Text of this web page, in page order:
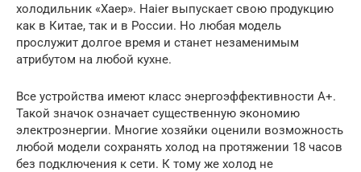
холодильник «Хаер». Haier выпускает свою продукцию
как в Китае, так и в России. Но любая модель
прослужит долгое время и станет незаменимым
атрибутом на любой кухне.
Все устройства имеют класс энергоэффективности А+.
Такой значок означает существенную экономию
электроэнергии. Многие хозяйки оценили возможность
любой модели сохранять холод на протяжении 18 часов
без подключения к сети. К тому же холод не